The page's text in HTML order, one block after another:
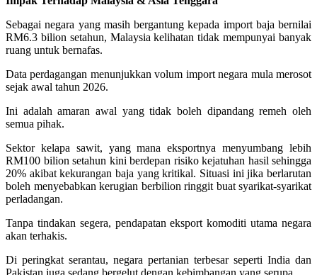
Sebagai negara yang masih bergantung kepada import baja bernilai
RM6.3 bilion setahun, Malaysia kelihatan tidak mempunyai banyak
ruang untuk bernafas.
Data perdagangan menunjukkan volum import negara mula merosot
sejak awal tahun 2026.
Ini adalah amaran awal yang tidak boleh dipandang remeh oleh
semua pihak.
Sektor kelapa sawit, yang mana eksportnya menyumbang lebih
RM100 bilion setahun kini berdepan risiko kejatuhan hasil sehingga
20% akibat kekurangan baja yang kritikal. Situasi ini jika berlarutan
boleh menyebabkan kerugian berbilion ringgit buat syarikat-syarikat
perladangan.
Tanpa tindakan segera, pendapatan eksport komoditi utama negara
akan terhakis.
Di peringkat serantau, negara pertanian terbesar seperti India dan
Pakistan juga sedang bergelut dengan kebimbangan yang serupa.